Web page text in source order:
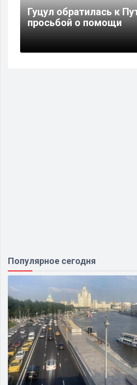
Гуцул обратилась к
просьбой о помощи
Популярное сегодня